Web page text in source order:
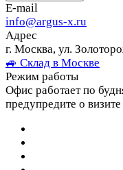
E-mail
info@argus-x.ru
Адрес
г. Москва, ул.
🚙 Склад в Москве
Режим работы
Офис работает по
предупредите о визите